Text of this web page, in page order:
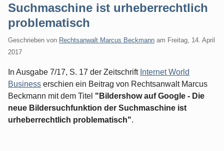
Suchmaschine ist urheberrechtlich
problematisch
Geschrieben von Rechtsanwalt Marcus Beckmann am Freitag, 14. April
2017
In Ausgabe 7/17, S. 17 der Zeitschrift Internet World
Business erschien ein Beitrag von Rechtsanwalt Marcus
Beckmann mit dem Titel "Bildershow auf Google - Die
neue Bildersuchfunktion der Suchmaschine ist
urheberrechtlich problematisch".